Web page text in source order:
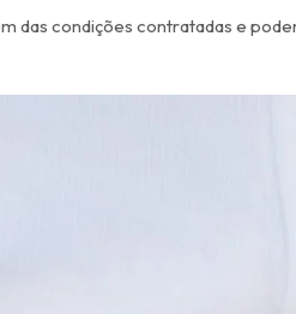
das condições contratadas e